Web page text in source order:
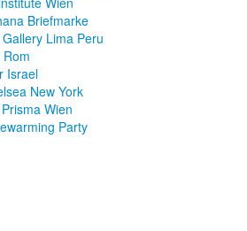
Briefmarke
Lima Peru
Israel
New York
Wien
Party